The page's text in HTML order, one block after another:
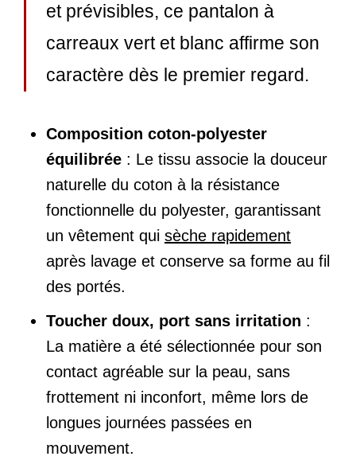
et prévisibles, ce pantalon à
carreaux vert et blanc affirme son
caractère dès le premier regard.
Composition coton-polyester
équilibrée : Le tissu associe la douceur
naturelle du coton à la résistance
fonctionnelle du polyester, garantissant
un vêtement qui sèche rapidement
après lavage et conserve sa forme au fil
des portés.
Toucher doux, port sans irritation :
La matière a été sélectionnée pour son
contact agréable sur la peau, sans
frottement ni inconfort, même lors de
longues journées passées en
mouvement.